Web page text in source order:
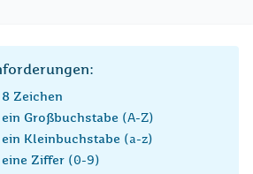
8 Zeichen
ein Großbuchstabe (A-Z)
ein Kleinbuchstabe (a-z)
eine Ziffer (0-9)